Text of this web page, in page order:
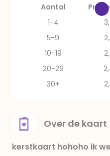
Aantal Prijs
1-4
5-9
10-19
20-29
30+
Over de kaart
kerstkaart hohoho ik